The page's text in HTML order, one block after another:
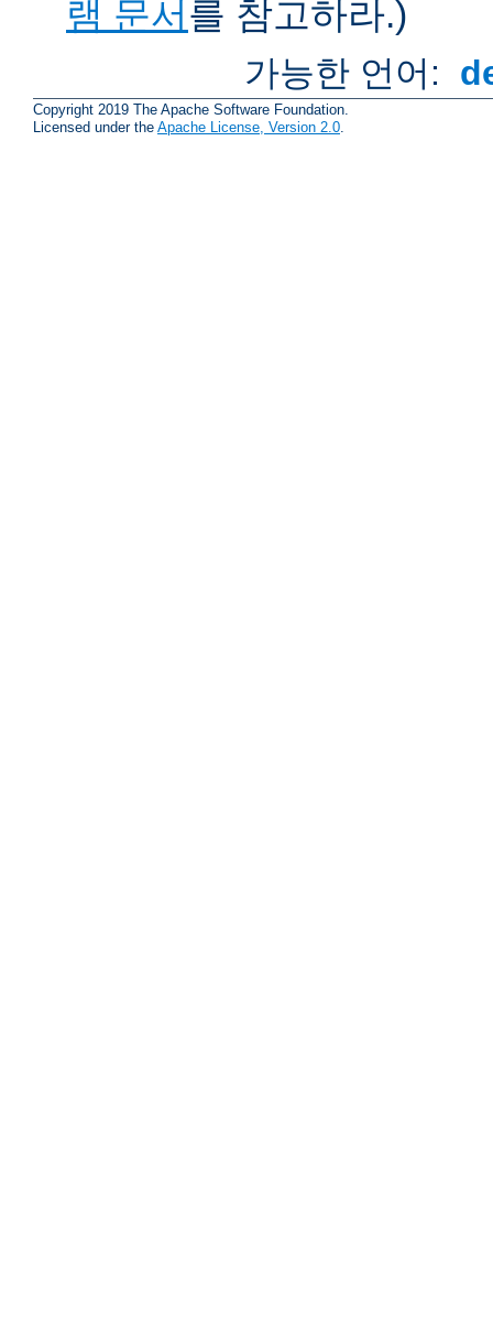
램 문서를 참고하라.)
가능한 언어:
Copyright 2019 The Apache Software Foundation.
Licensed under the Apache License, Version 2.0.